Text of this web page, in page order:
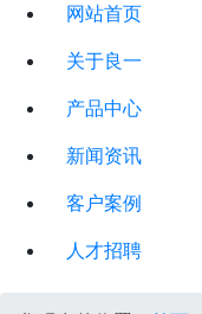
网站首页
关于良一
产品中心
新闻资讯
客户案例
人才招聘